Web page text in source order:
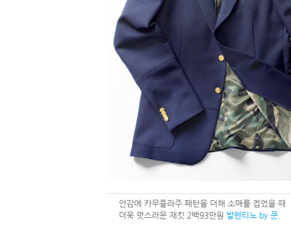
안감에 카무플라주 패턴을 더해 소매를 접었을 때
더욱 멋스러운 재킷 2백93만원 발렌티노 by 쿤